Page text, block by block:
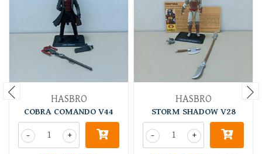
HASBRO
COBRA COMANDO V44
+
-
HASBRO
STORM SHADOW V28
+
-